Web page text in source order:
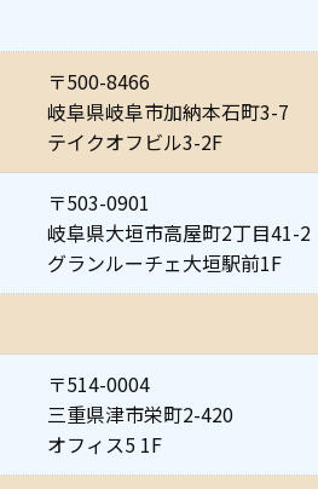
〒500-8466
岐阜県岐阜市加納本石町3-7
テイクオフビル3-2F
〒503-0901
岐阜県大垣市高屋町2丁目41-2
グランルーチェ大垣駅前1F
〒514-0004
三重県津市栄町2-420
オフィス5 1F